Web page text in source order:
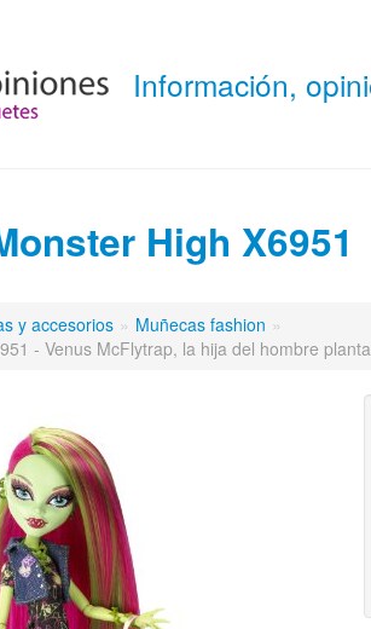
Información,
High X6951
y accesorios » Muñecas fashion »
- Venus McFlytrap, la hija del hombre planta